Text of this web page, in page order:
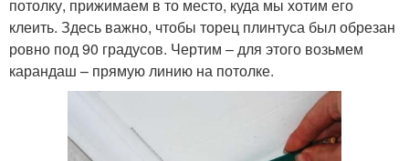
потолку, прижимаем в то место, куда мы хотим его
клеить. Здесь важно, чтобы торец плинтуса был обрезан
ровно под 90 градусов. Чертим – для этого возьмем
карандаш – прямую линию на потолке.